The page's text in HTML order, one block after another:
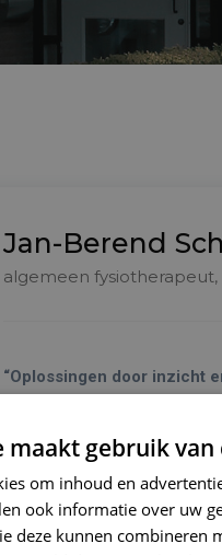
Jan-Berend
algemeen
“Oplossingen door inzicht
aanhoudende pijn. Helpt door
klachten en in te zetten op
groot hart voor patiënten én
maakt gebruik van
om inhoud en
ook informatie over uw
deze kunnen combineren